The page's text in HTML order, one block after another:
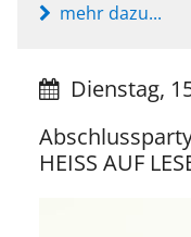
mehr dazu...
Dienstag,
HEISS AUF